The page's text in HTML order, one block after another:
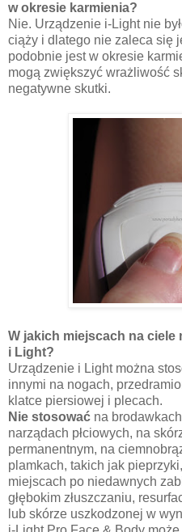
w okresie karmienia?
Nie. Urządzenie i-Light nie
ciąży i dlatego nie zaleca się
podobnie jest w okresie
mogą zwiększyć wrażliwość
negatywne skutki.
W jakich miejscach na ciele
i Light?
Urządzenie i Light można
innymi na nogach,
klatce piersiowej i plecach.
Nie stosować na
narządach płciowych, na
permanentnym, na
plamkach, takich jak
miejscach po niedawnych
głębokim złuszczaniu,
lub skórze uszkodzonej w